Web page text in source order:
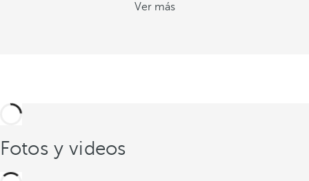
Ver más
Fotos y videos